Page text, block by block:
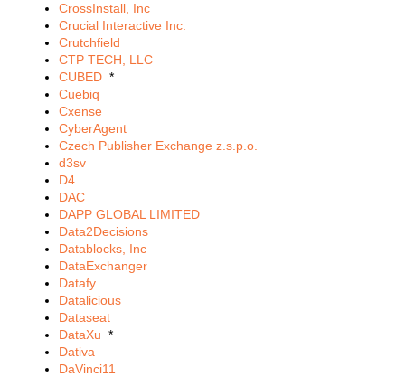
CrossInstall, Inc
Crucial Interactive Inc.
Crutchfield
CTP TECH, LLC
CUBED *
Cuebiq
Cxense
CyberAgent
Czech Publisher Exchange z.s.p.o.
d3sv
D4
DAC
DAPP GLOBAL LIMITED
Data2Decisions
Datablocks, Inc
DataExchanger
Datafy
Datalicious
Dataseat
DataXu *
Dativa
DaVinci11